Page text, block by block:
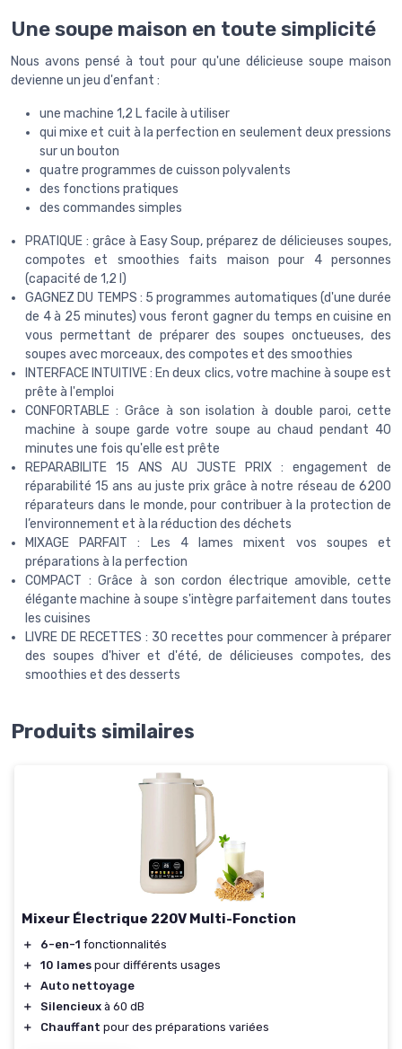
Une soupe maison en toute simplicité
Nous avons pensé à tout pour qu'une délicieuse soupe maison
devienne un jeu d'enfant :
une machine 1,2 L facile à utiliser
qui mixe et cuit à la perfection en seulement deux pressions
sur un bouton
quatre programmes de cuisson polyvalents
des fonctions pratiques
des commandes simples
PRATIQUE : grâce à Easy Soup, préparez de délicieuses soupes,
compotes et smoothies faits maison pour 4 personnes
(capacité de 1,2 l)
GAGNEZ DU TEMPS : 5 programmes automatiques (d'une durée
de 4 à 25 minutes) vous feront gagner du temps en cuisine en
vous permettant de préparer des soupes onctueuses, des
soupes avec morceaux, des compotes et des smoothies
INTERFACE INTUITIVE : En deux clics, votre machine à soupe est
prête à l'emploi
CONFORTABLE : Grâce à son isolation à double paroi, cette
machine à soupe garde votre soupe au chaud pendant 40
minutes une fois qu'elle est prête
REPARABILITE 15 ANS AU JUSTE PRIX : engagement de
réparabilité 15 ans au juste prix grâce à notre réseau de 6200
réparateurs dans le monde, pour contribuer à la protection de
l’environnement et à la réduction des déchets
MIXAGE PARFAIT : Les 4 lames mixent vos soupes et
préparations à la perfection
COMPACT : Grâce à son cordon électrique amovible, cette
élégante machine à soupe s'intègre parfaitement dans toutes
les cuisines
LIVRE DE RECETTES : 30 recettes pour commencer à préparer
des soupes d'hiver et d'été, de délicieuses compotes, des
smoothies et des desserts
Produits similaires
Mixeur Électrique 220V Multi-Fonction
＋ 6-en-1 fonctionnalités
＋
10 lames pour différents usages
＋
Auto nettoyage
＋
Silencieux à 60 dB
＋
Chauffant pour des préparations variées